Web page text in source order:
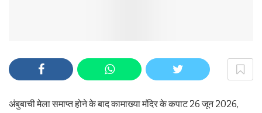
अंबुबाची मेला समाप्त होने के बाद कामाख्या मंदिर के कपाट 26 जून 2026,